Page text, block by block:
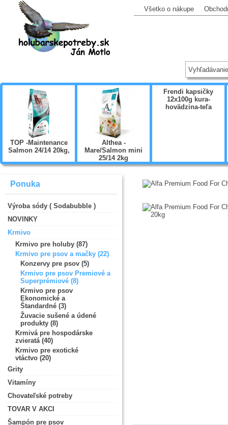
Všetko o nákupe
TOP -Maintenance
Salmon 24/14 20kg,
Althea -
Mare/Salmon mini
25/14 2kg
Frendi kapsičky
12x100g kura-
hovädzina-teľa
Ponuka
Výroba sódy ( Sodabubble )
NOVINKY
Krmivo
Krmivo pre holuby (87)
Krmivo pre psov a mačky (22)
Konzervy pre psov (5)
Krmivo pre psov Premiové a
Superprémiové (8)
Krmivo pre psov
Ekonomické a
Štandardné (3)
Žuvacie sušené a údené
produkty (8)
Krmivá pre hospodárske
zvieratá (40)
Krmivo pre exotické
vtáctvo (20)
Grity
Vitamíny
Chovateľské potreby
TOVAR V AKCI
Šampón pre psov